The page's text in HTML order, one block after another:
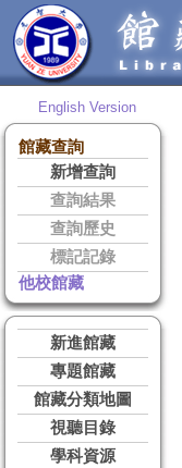
English Version
館藏查詢
新增查詢
查詢結果
查詢歷史
標記記錄
他校館藏
新進館藏
專題館藏
館藏分類地圖
視聽目錄
學科資源